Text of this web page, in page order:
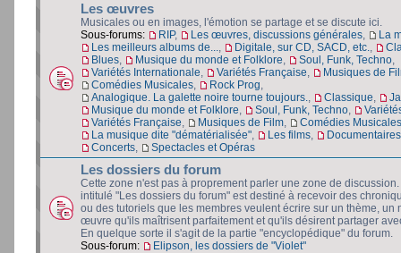
Les œuvres
Musicales ou en images, l'émotion se partage et se discute ici.
Sous-forums:
RIP, Les œuvres, discussions générales
La
Les meilleurs albums de...
Digitale, sur CD, SACD, etc.
Blues
Musique du monde et Folklore Soul, Funk, Techno
Variétés Internationale
Variétés Française
Musiques de
Comédies Musicales
Rock Prog
Analogique. La galette noire tourne toujours.
Classique
Musique du monde et Folklore
Soul, Funk, Techno
Variétés Française
Musiques de Film
Comédies Musicales
La musique dite "dématérialisée"
Les films
Concerts
Spectacles et Opéras
Les dossiers du forum
Cette zone n'est pas à proprement parler une zone de
intitulé "Les dossiers du forum" est destiné à recevoir des
ou des tutoriels que les membres veulent écrire sur un thème, un
œuvre qu'ils maîtrisent parfaitement et qu'ils désirent partager
En quelque sorte il s'agit de la partie "encyclopédique" du forum.
Sous-forum:
Elipson, les dossiers de "Violet"